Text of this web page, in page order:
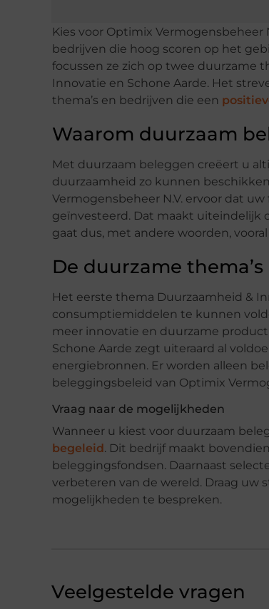
Kies voor Optimix
bedrijven die hoog scoren op het
focussen ze zich op twee duurzame
Innovatie en Schone Aarde. Het
thema’s en bedrijven die een
Waarom duurzaam
Met duurzaam beleggen creëert u
duurzaamheid zo kunnen
Vermogensbeheer N.V. ervoor dat
geïnvesteerd. Dat maakt uiteindelijk
gaat dus, met andere woorden,
De duurzame thema’s
Het eerste thema Duurzaamheid &
consumptiemiddelen te kunnen
meer innovatie en duurzame
Schone Aarde zegt uiteraard al
energiebronnen. Er worden alleen
beleggingsbeleid van Optimix
Vraag naar de mogelijkheden
Wanneer u kiest voor duurzaam
begeleid . Dit bedrijf maakt
beleggingsfondsen. Daarnaast
verbeteren van de wereld. Draag
mogelijkheden te bespreken.
Veelgestelde vragen